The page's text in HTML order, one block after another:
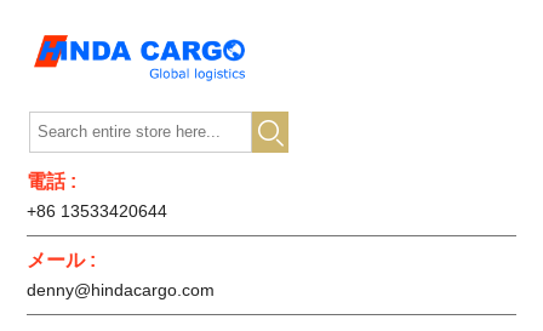

電話 :
+86 13533420644
メール :
denny@hindacargo.com